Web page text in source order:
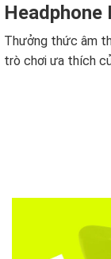
Thưởng thức âm
trò chơi ưa thích